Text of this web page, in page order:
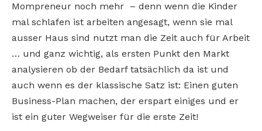
Mompreneur noch mehr – denn wenn die Kinder
mal schlafen ist arbeiten angesagt, wenn sie mal
ausser Haus sind nutzt man die Zeit auch für Arbeit
… und ganz wichtig, als ersten Punkt den Markt
analysieren ob der Bedarf tatsächlich da ist und
auch wenn es der klassische Satz ist: Einen guten
Business-Plan machen, der erspart einiges und er
ist ein guter Wegweiser für die erste Zeit!